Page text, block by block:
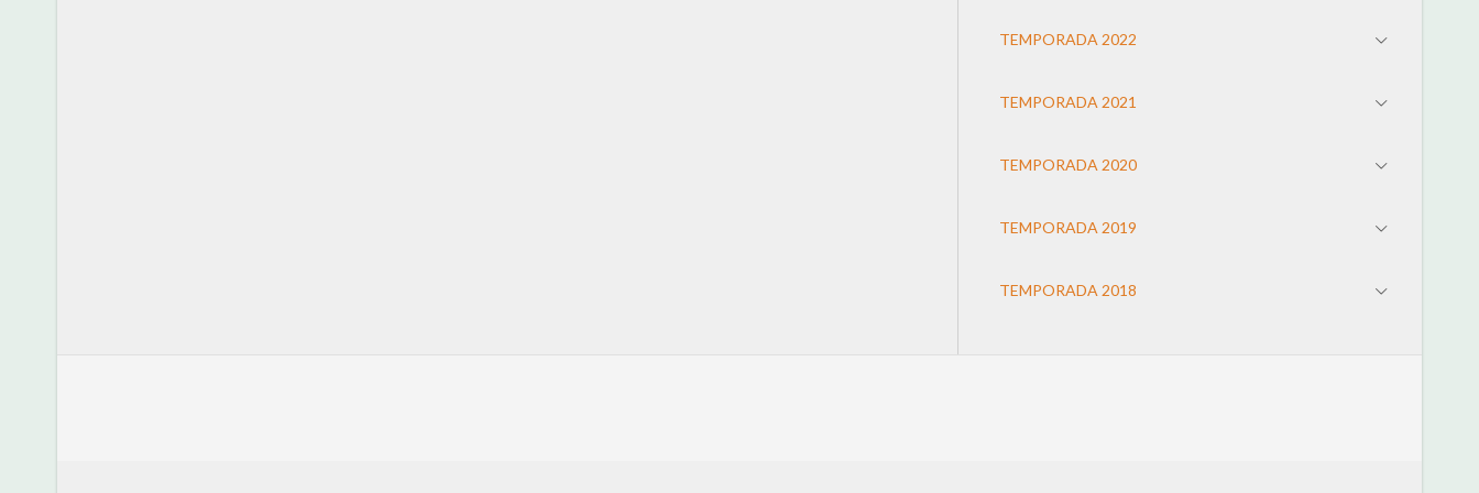
TEMPORADA 2022
TEMPORADA 2021
TEMPORADA 2020
TEMPORADA 2019
TEMPORADA 2018